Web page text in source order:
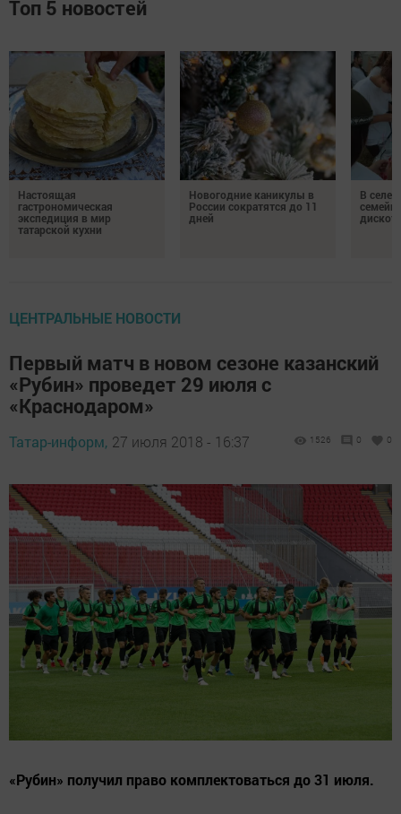
Топ 5 новостей
Настоящая
гастрономическая
экспедиция в мир
татарской кухни
Новогодние каникулы в
России сократятся до 11
дней
В селе
ЦЕНТРАЛЬНЫЕ НОВОСТИ
Первый матч в новом сезоне казанский
«Рубин» проведет 29 июля с
«Краснодаром»
Татар-информ, 27 июля 2018 - 16:37 1526 0 0
«Рубин» получил право комплектоваться до 31 июля.